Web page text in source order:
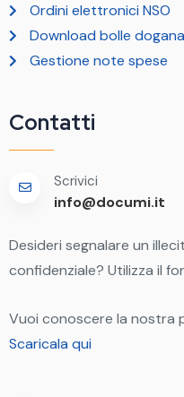
Ordini elettronici NSO
Download bolle
Gestione note spese
Contatti
Scrivici
info@documi.it
Desideri segnalare un
confidenziale? Utilizza il
Vuoi conoscere la nostra
Scaricala qui